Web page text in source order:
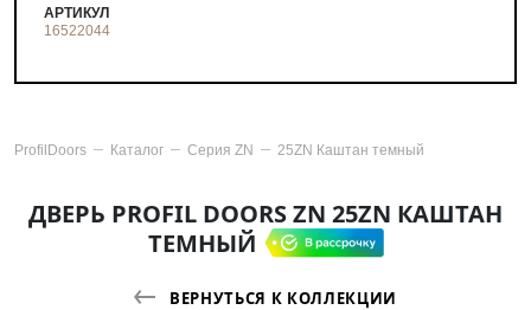
АРТИКУЛ
16522044
ProfilDoors Каталог Серия ZN 25ZN Каштан темный
ДВЕРЬ PROFIL DOORS ZN 25ZN КАШТАН
ТЕМНЫЙ
ВЕРНУТЬСЯ К КОЛЛЕКЦИИ